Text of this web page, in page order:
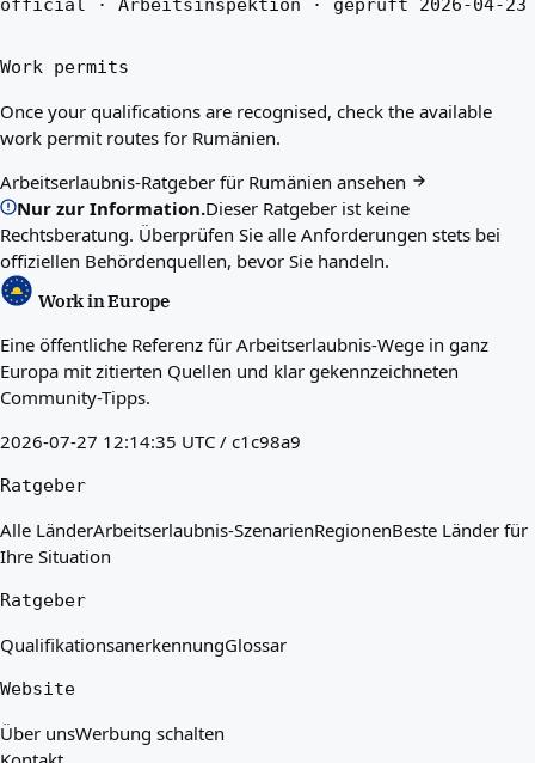
official · Arbeitsinspektion · geprüft 2026-04-23
Work permits
Once your qualifications are recognised, check the available
work permit routes for Rumänien.
Arbeitserlaubnis-Ratgeber für Rumänien ansehen
Nur zur Information.Dieser Ratgeber ist keine
Rechtsberatung. Überprüfen Sie alle Anforderungen stets bei
offiziellen Behördenquellen, bevor Sie handeln.
Work in Europe
Eine öffentliche Referenz für Arbeitserlaubnis-Wege in ganz
Europa mit zitierten Quellen und klar gekennzeichneten
Community-Tipps.
2026-07-27 12:14:35 UTC / c1c98a9
Ratgeber
Alle LänderArbeitserlaubnis-SzenarienRegionenBeste Länder für
Ihre Situation
Ratgeber
QualifikationsanerkennungGlossar
Website
Über unsWerbung schalten